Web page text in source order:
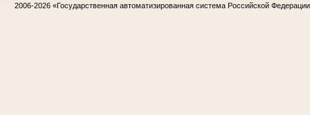
2006-2026 «Государственная автоматизированная система Российской